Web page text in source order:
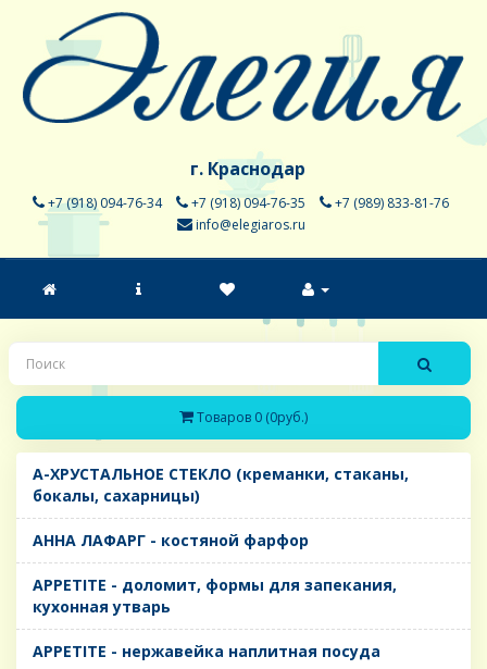
г. Краснодар
+7 (918) 094-76-34 +7 (918) 094-76-35
+7 (989) 833-81-76
info@elegiaros.ru
Товаров 0 (0руб.)
A-ХРУСТАЛЬНОЕ СТЕКЛО (креманки, стаканы,
бокалы, сахарницы)
AHHA ЛАФАРГ - костяной фарфор
APPETITE - доломит, формы для запекания,
кухонная утварь
APPETITE - нержавейка наплитная посуда